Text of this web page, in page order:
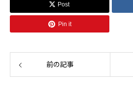
Post
Pin it
前の記事